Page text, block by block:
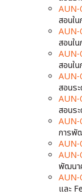
AUN-
สอนใ
AUN-
สอนใ
AUN-
สอนใ
AUN-
สอนร
AUN-
สอนร
AUN-
การพั
AUN-
AUN-
พัฒนา
AUN-
และ